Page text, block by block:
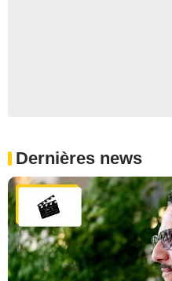
Dernières news